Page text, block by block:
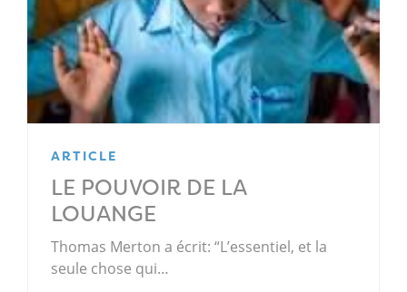
ARTICLE
LE POUVOIR DE LA
LOUANGE
Thomas Merton a écrit: “L’essentiel, et la
seule chose qui…